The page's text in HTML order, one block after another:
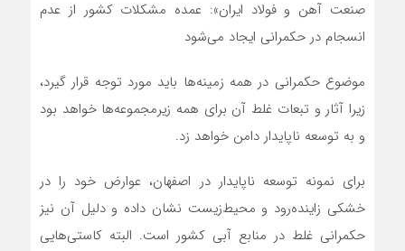
صنعت آهن و فولاد ایران»: عمده مشکلات کشور از عدم
انسجام در حکمرانی ایجاد می‌شود
موضوع حکمرانی در همه زمینه‌ها باید مورد توجه قرار گیرد،
زیرا آثار و تبعات غلط آن برای همه زیرمجموعه‌ها خواهد بود
و به توسعه ناپایدار دامن خواهد زد.
برای نمونه توسعه ناپایدار در اصفهان، عوارض خود را در
خشکی زاینده‌رود و محیط‌زیست نشان داده و دلیل آن نیز
حکمرانی غلط در منابع آبی کشور است. البته کاستی‌هایی